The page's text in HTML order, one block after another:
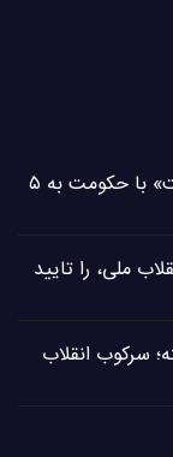
امید قوچانیان، شهروند درگز، به دلیل «مخالفت» با حکومت به ۵
ملی، را تایید
سرکوب انقلاب